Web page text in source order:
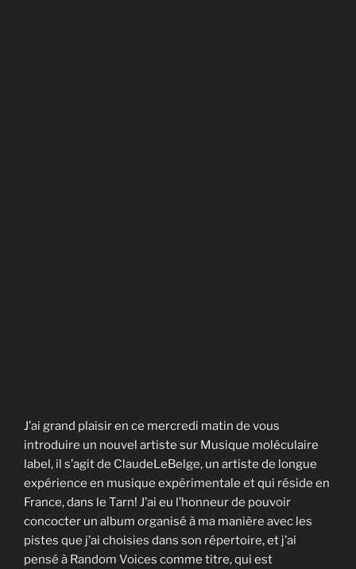
J’ai grand plaisir en ce mercredi matin de vous
introduire un nouvel artiste sur Musique moléculaire
label, il s’agit de ClaudeLeBelge, un artiste de longue
expérience en musique expérimentale et qui réside en
France, dans le Tarn! J’ai eu l’honneur de pouvoir
concocter un album organisé à ma manière avec les
pistes que j’ai choisies dans son répertoire, et j’ai
pensé à Random Voices comme titre, qui est